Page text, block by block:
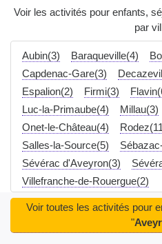
Voir les activités pour enfants,
par
Aubin(3) Baraqueville(4)
Capdenac-Gare(3)
Espalion(2)
Firmi(3)
Luc-la-Primaube(4)
Millau(3)
Onet-le-Château(4)
Salles-la-Source(5)
Sévérac d'Aveyron(3)
Villefranche-de-Rouergue(2)
Voir toutes les activités pour
"